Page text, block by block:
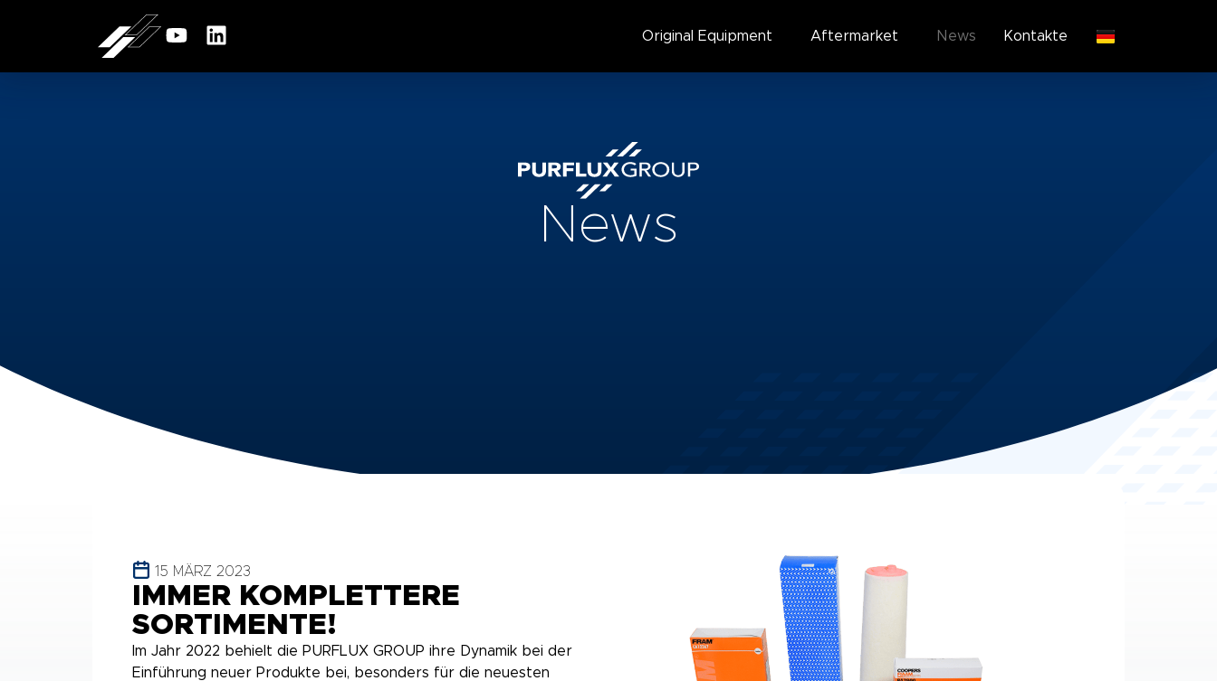
Original Equipment Aftermarket News Kontakte
News
15 MÄRZ 2023
IMMER KOMPLETTERE
SORTIMENTE!
Im Jahr 2022 behielt die PURFLUX GROUP ihre Dynamik bei der
Einführung neuer Produkte bei, besonders für die neuesten